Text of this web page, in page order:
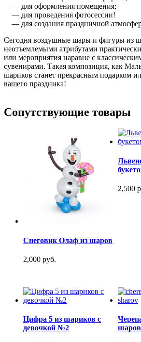
— для оформления помещения;
— для проведения фотосессии!
— для создания праздничной
Сегодня воздушные шары и фигуры из
неотъемлемыми атрибутами
или мероприятия наравне с
сувенирами. Такая композиция, как
шариков станет прекрасным подарком
вашего праздника!
Сопутствующие товары
Снеговик Олаф из шаров
2,000 руб.
2,500
Цифра 5 из шариков с
девочкой №2
шаров